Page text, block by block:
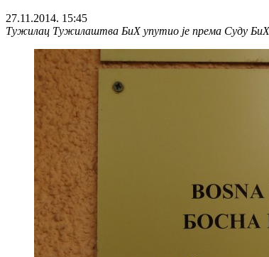
27.11.2014. 15:45
Тужилац Тужилаштва БиХ упутио је према Суду БиХ